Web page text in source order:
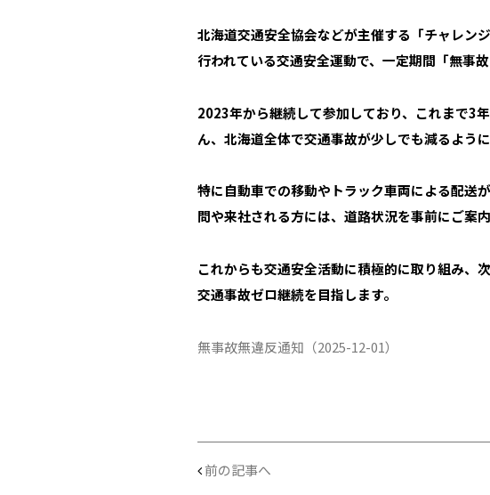
北海道交通安全協会などが主催する「チャレン
行われている交通安全運動で、一定期間「無事
2023年から継続して参加しており、これまで3
ん、北海道全体で交通事故が少しでも減るよう
特に自動車での移動やトラック車両による配送
問や来社される方には、道路状況を事前にご案
これからも交通安全活動に積極的に取り組み、
交通事故ゼロ継続を目指します。
無事故無違反通知（2025-12-01）
前の記事へ